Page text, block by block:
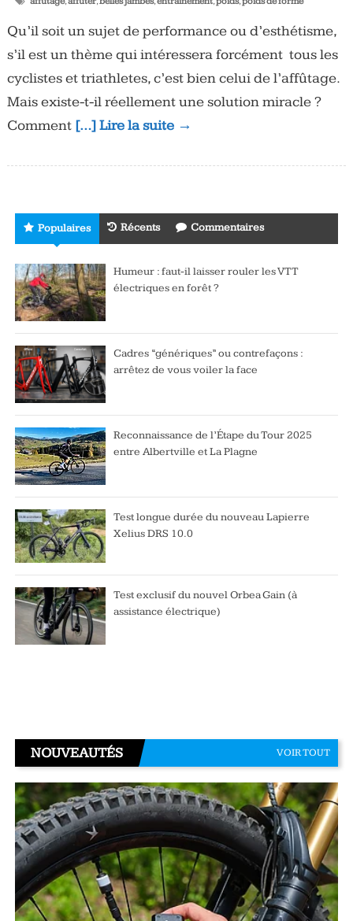
Qu’il soit un sujet de performance ou d’esthétisme,
s’il est un thème qui intéressera forcément tous les
cyclistes et triathletes, c’est bien celui de l’affûtage.
Mais existe-t-il réellement une solution miracle ?
Comment […] Lire la suite →
Populaires Récents Commentaires
Humeur : faut-il laisser rouler les VTT
électriques en forêt ?
Cadres “génériques” ou contrefaçons :
arrêtez de vous voiler la face
Reconnaissance de l’Étape du Tour 2025
entre Albertville et La Plagne
Test longue durée du nouveau Lapierre
Xelius DRS 10.0
Test exclusif du nouvel Orbea Gain (à
assistance électrique)
NOUVEAUTÉS VOIR TOUT